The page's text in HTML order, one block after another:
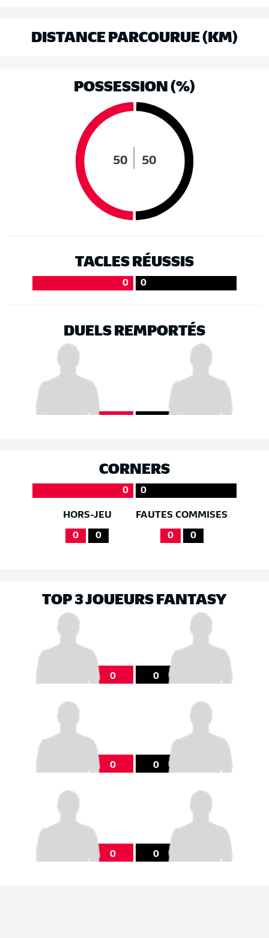
DISTANCE PARCOURUE (KM)
POSSESSION (%)
50 50
TACLES RÉUSSIS
0 0
DUELS REMPORTÉS
CORNERS
0 0
HORS-JEU
0 0
FAUTES COMMISES
0 0
TOP 3 JOUEURS FANTASY
0 0
0 0
0 0